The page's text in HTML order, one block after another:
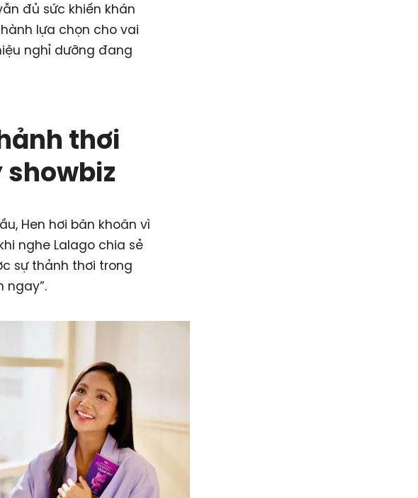
đủ sức khiến khán
lựa chọn cho vai
nghỉ dưỡng đang
thơi
Hen hơi băn khoăn vì
nghe Lalago chia sẻ
sự thảnh thơi trong
ngay”.